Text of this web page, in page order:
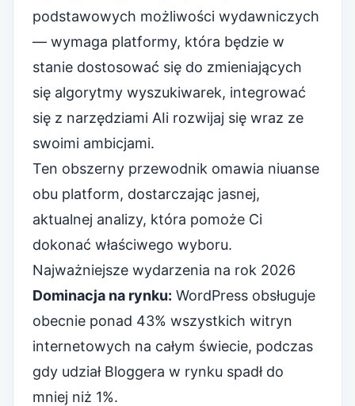
podstawowych możliwości wydawniczych
— wymaga platformy, która będzie w
stanie dostosować się do zmieniających
się algorytmy wyszukiwarek, integrować
się z narzędziami AIi rozwijaj się wraz ze
swoimi ambicjami.
Ten obszerny przewodnik omawia niuanse
obu platform, dostarczając jasnej,
aktualnej analizy, która pomoże Ci
dokonać właściwego wyboru.
Najważniejsze wydarzenia na rok 2026
Dominacja na rynku: WordPress obsługuje
obecnie ponad 43% wszystkich witryn
internetowych na całym świecie, podczas
gdy udział Bloggera w rynku spadł do
mniej niż 1%.